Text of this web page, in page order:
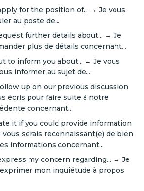
for the position of... → Je vous
au poste de...
further details about... → Je
plus de détails concernant...
to inform you about... → Je vous
informer au sujet de...
up on our previous discussion
écris pour faire suite à notre
concernant...
it if you could provide information
vous serais reconnaissant(e) de bien
informations concernant...
my concern regarding... → Je
mon inquiétude à propos